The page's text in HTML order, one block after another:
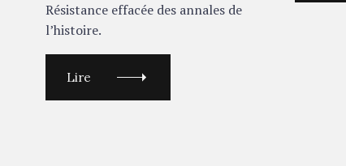
Résistance effacée des annales de
l’histoire.
Lire